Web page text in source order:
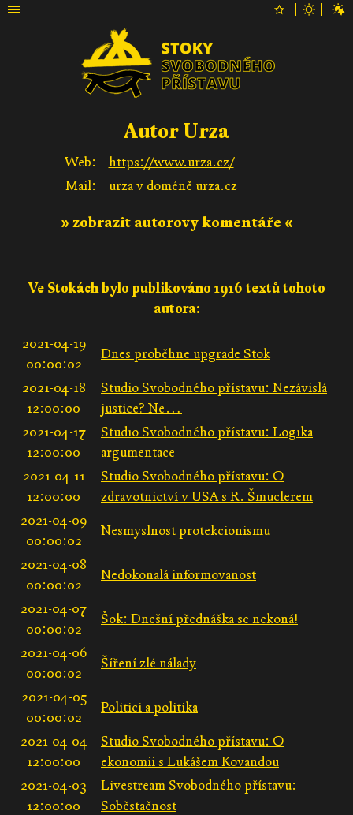
Autor Urza
Web:
https://www.urza.cz/
Mail:
urza v doméně urza.cz
» zobrazit autorovy komentáře «
Ve Stokách bylo publikováno 1916 textů tohoto
autora:
2021-04-19
00:00:02
Dnes proběhne upgrade Stok
2021-04-18
12:00:00
Studio Svobodného přístavu: Nezávislá
justice? Ne…
2021-04-17
12:00:00
Studio Svobodného přístavu: Logika
argumentace
2021-04-11
12:00:00
Studio Svobodného přístavu: O
zdravotnictví v USA s R. Šmuclerem
2021-04-09
00:00:02
Nesmyslnost protekcionismu
2021-04-08
00:00:02
Nedokonalá informovanost
2021-04-07
00:00:02
Šok: Dnešní přednáška se nekoná!
2021-04-06
00:00:02
Šíření zlé nálady
2021-04-05
00:00:02
Politici a politika
2021-04-04
12:00:00
Studio Svobodného přístavu: O
ekonomii s Lukášem Kovandou
2021-04-03
12:00:00
Livestream Svobodného přístavu:
Soběstačnost